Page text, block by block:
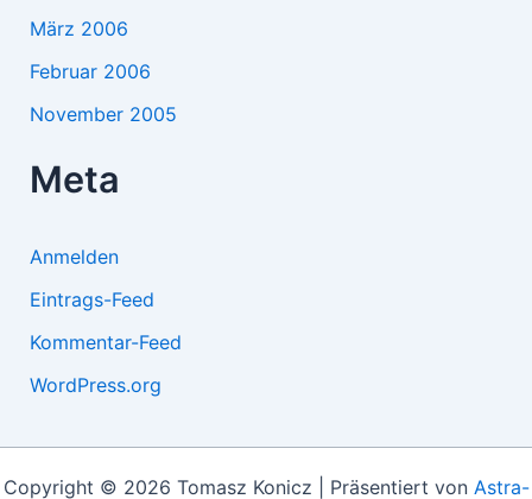
März 2006
Februar 2006
November 2005
Meta
Anmelden
Eintrags-Feed
Kommentar-Feed
WordPress.org
Copyright © 2026 Tomasz Konicz | Präsentiert von Astra-